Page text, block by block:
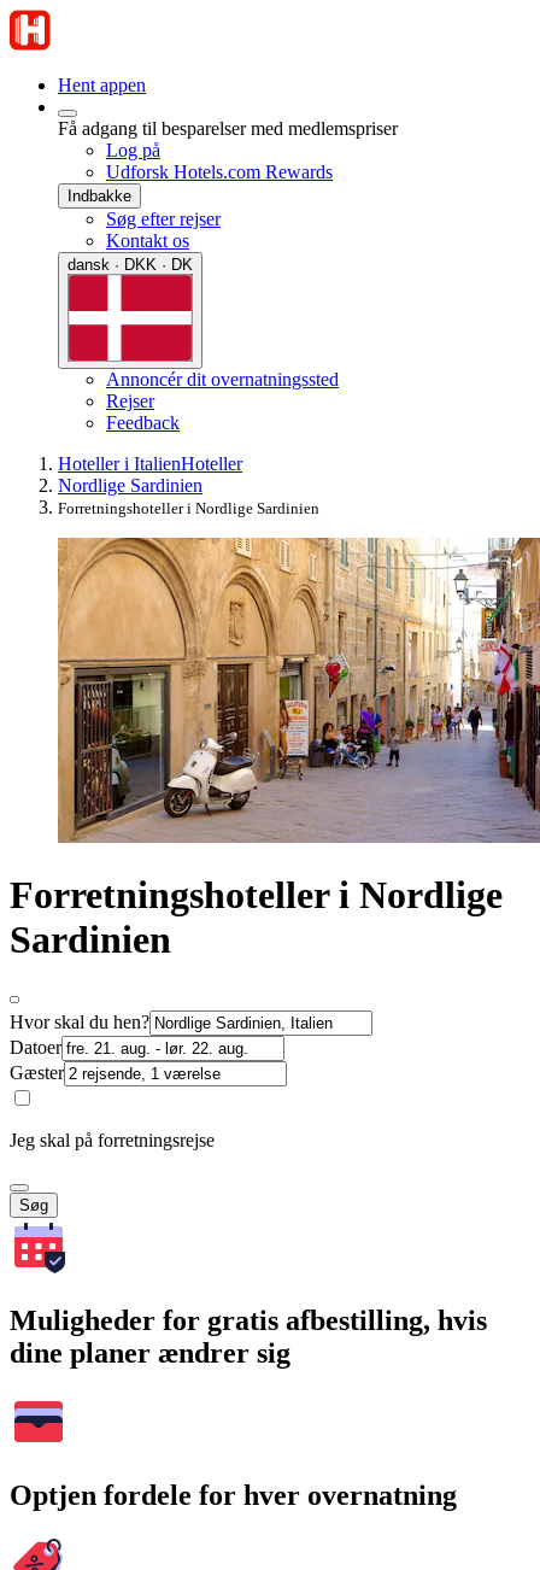
Hent appen
Få adgang til besparelser med medlemspriser
Log på
Udforsk Hotels.com Rewards
Indbakke
Søg efter rejser
Kontakt os
dansk · DKK · DK
Annoncér dit overnatningssted
Rejser
Feedback
Hoteller i ItalienHoteller
Nordlige Sardinien
Forretningshoteller i Nordlige Sardinien
Forretningshoteller i Nordlige
Sardinien
Hvor skal du hen?
Datoer
Gæster
Jeg skal på forretningsrejse
Søg
Muligheder for gratis afbestilling, hvis
dine planer ændrer sig
Optjen fordele for hver overnatning